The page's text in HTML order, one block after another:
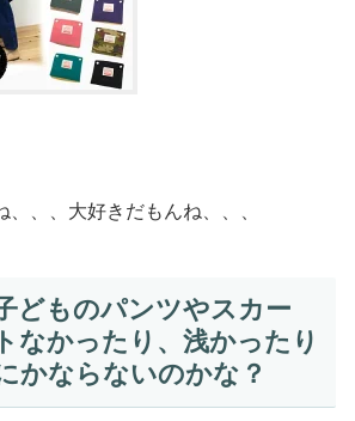
、、大好きだもんね、、、
どものパンツやスカー
なかったり、浅かったり
かならないのかな？